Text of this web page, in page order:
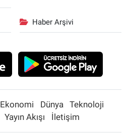
Haber Arşivi
Ekonomi Dünya
Teknoloji
Yayın Akışı İletişim